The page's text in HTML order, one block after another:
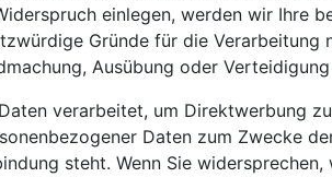
einlegen, werden wir Ihre
Gründe für die
Ausübung oder
verarbeitet, um Direktwerbung
Daten zum Zwecke
steht. Wenn Sie